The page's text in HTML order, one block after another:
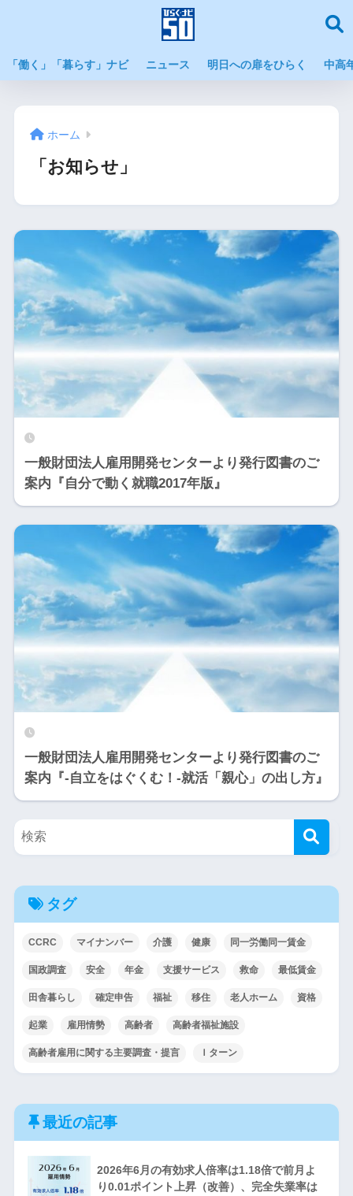
「働く」「暮らす」ナビ ニュース 明日への扉をひらく 中高
ホーム
「お知らせ」
一般財団法人雇用開発センターより発行図書のご
案内『自分で動く就職2017年版』
一般財団法人雇用開発センターより発行図書のご
案内『-自立をはぐくむ！-就活「親心」の出し方』
タグ
CCRC マイナンバー 介護 健康 同一労働同一賃金
国政調査 安全 年金 支援サービス 救命 最低賃金
田舎暮らし 確定申告 福祉 移住 老人ホーム 資格
起業 雇用情勢 高齢者 高齢者福祉施設
高齢者雇用に関する主要調査・提言 Ｉターン
最近の記事
2026年6月の有効求人倍率は1.18倍で前月よ
り0.01ポイント上昇（改善）、完全失業率は